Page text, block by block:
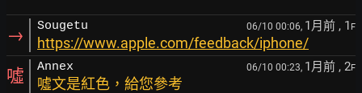
→ Sougetu 06/10 00:06, 1月前 , 1 F
https://www.apple.com/feedback/iphone/
噓 Annex 06/10 00:23, 1月前 , 2F
噓文是紅色，給您參考